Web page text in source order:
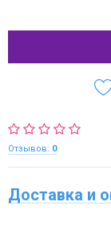
Отзывов: 0
Доставка и